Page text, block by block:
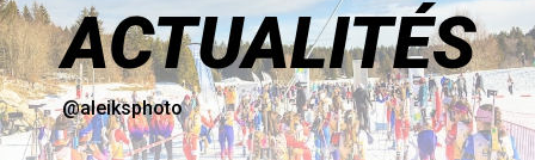
ACTUALITÉS
@aleiksphoto